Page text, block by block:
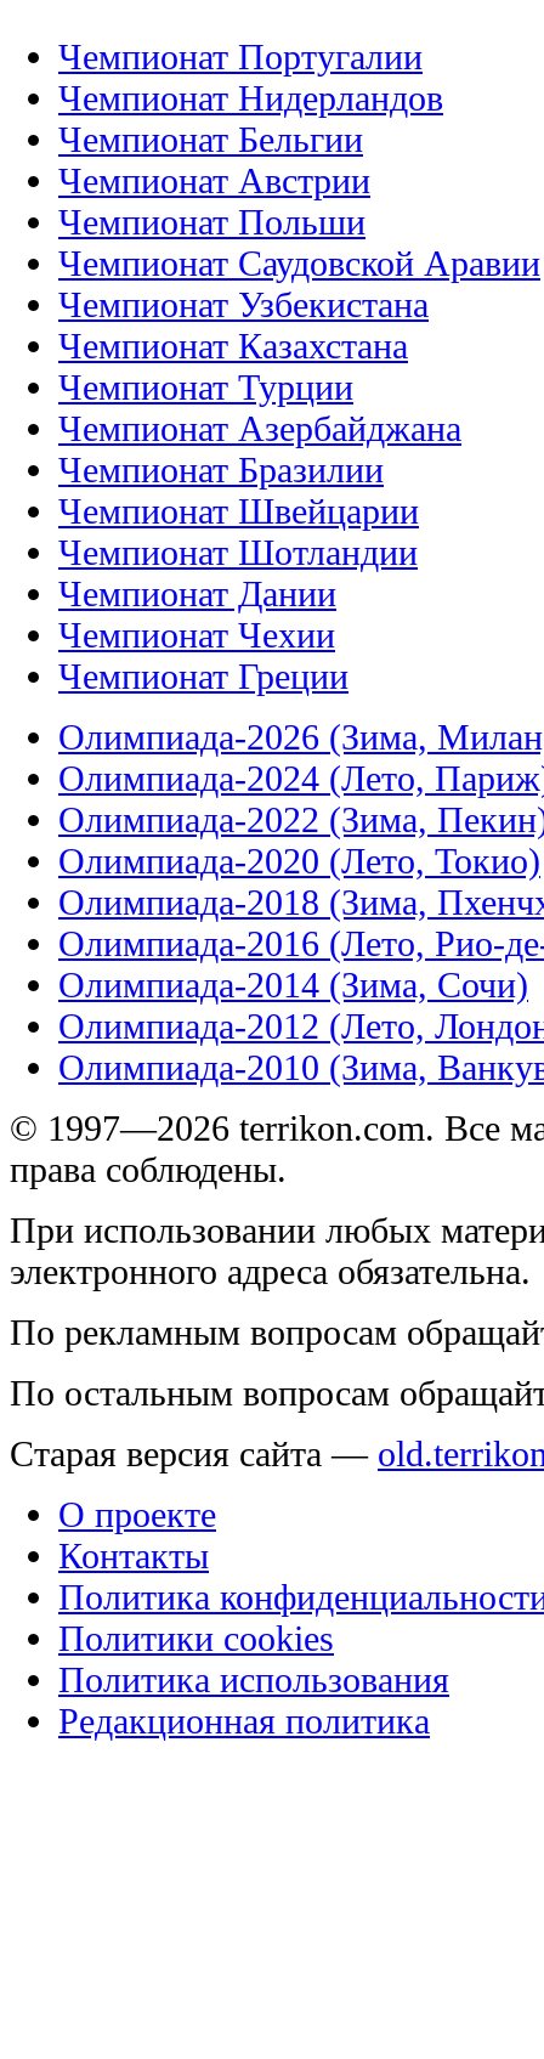
Чемпионат Португалии
Чемпионат Нидерландов
Чемпионат Бельгии
Чемпионат Австрии
Чемпионат Польши
Чемпионат Саудовской Аравии
Чемпионат Узбекистана
Чемпионат Казахстана
Чемпионат Турции
Чемпионат Азербайджана
Чемпионат Бразилии
Чемпионат Швейцарии
Чемпионат Шотландии
Чемпионат Дании
Чемпионат Чехии
Чемпионат Греции
Олимпиада-2026 (Зима,
Олимпиада-2024 (Лето,
Олимпиада-2022 (Зима,
Олимпиада-2020 (Лето, Токио)
Олимпиада-2018 (Зима,
Олимпиада-2016 (Лето, Рио-
Олимпиада-2014 (Зима, Сочи)
Олимпиада-2012 (Лето,
Олимпиада-2010 (Зима,
© 1997—2026 terrikon.com. Все
права соблюдены.
При использовании любых
электронного адреса обязательна.
По рекламным вопросам
По остальным вопросам
Старая версия сайта —
О проекте
Контакты
Политика
Политики cookies
Политика использования
Редакционная политика